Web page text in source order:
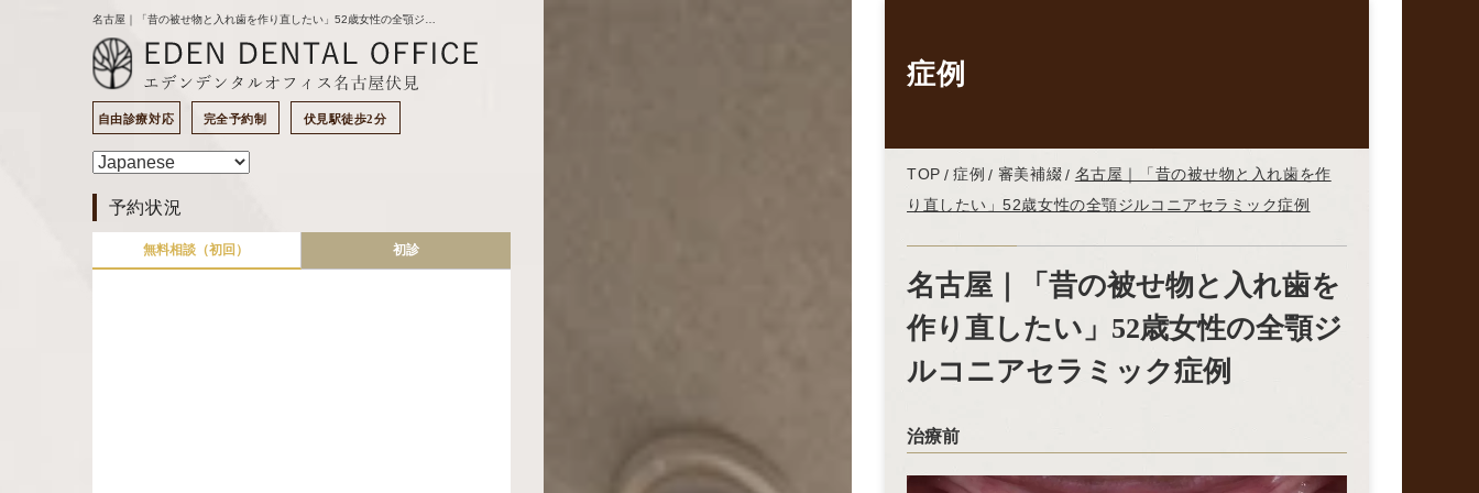
自由診療対応 完全予約制 伏見駅徒歩2分
予約状況
無料相談（初回） 初診
症例
TOP 症例 審美補綴
名古屋｜「昔の被せ物と入れ歯を作
り直したい」52歳女性の全顎ジルコニアセラミック症例
名古屋｜「昔の被せ物と入れ歯を
作り直したい」52歳女性の全顎ジ
ルコニアセラミック症例
治療前